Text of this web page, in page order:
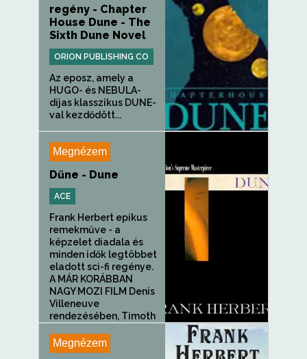
regény - Chapter
House Dune - The
Sixth Dune Novel
ORION PUBLISHING CO
Az eposz, amely a
HUGO- és NEBULA-
díjas klasszikus DUNE-
val kezdődött...
Megnézem
Dűne - Dune
ACE
Frank Herbert epikus
remekműve - a
képzelet diadala és
minden idők legtöbbet
eladott sci-fi regénye.
A MÁR KORÁBBAN
NAGY MOZI FILM Denis
Villeneuve
rendezésében, Timoth
Megnézem